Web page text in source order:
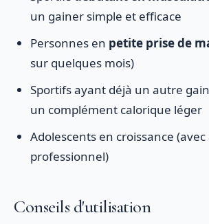
un gainer simple et efficace
Personnes en petite prise de
sur quelques mois)
Sportifs ayant déjà un autre
un complément calorique léger
Adolescents en croissance
professionnel)
Conseils d'utilisation